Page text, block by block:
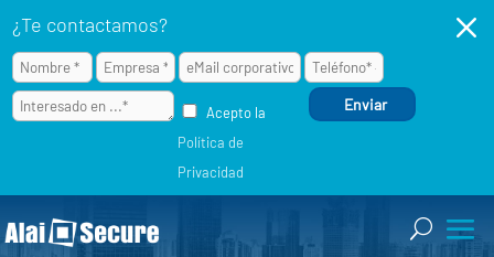
¿Te contactamos?
Acepto la
Política de
Privacidad
M